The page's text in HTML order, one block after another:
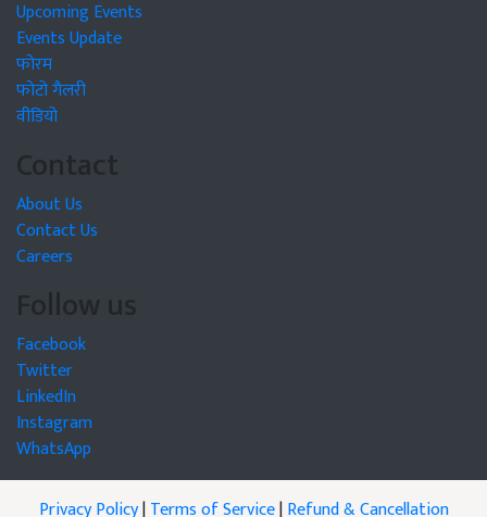
Upcoming Events
Events Update
फोरम
फोटो गैलरी
वीडियो
Contact
About Us
Contact Us
Careers
Follow us
Facebook
Twitter
LinkedIn
Instagram
WhatsApp
Privacy Policy|Terms of Service|Refund & Cancellation